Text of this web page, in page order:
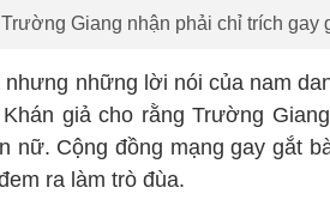
Giang nhận phải chỉ trích gay
những lời nói của nam
giả cho rằng Trường
nữ. Cộng đồng mạng gay gắt
ra làm trò đùa.